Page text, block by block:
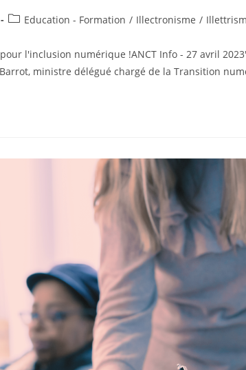
Education - Formation / Illectronisme /
l'inclusion numérique !ANCT Info - 27 avril
ministre délégué chargé de la Transition